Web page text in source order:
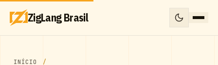
ZigLang Brasil
INÍCIO